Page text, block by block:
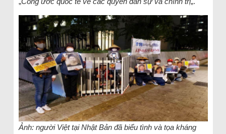
Ảnh: người Việt tại Nhật Bản đã biểu tình và tọa kháng